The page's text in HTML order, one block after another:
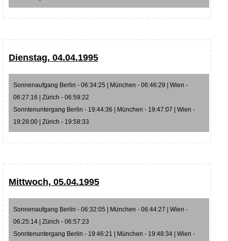
Dienstag, 04.04.1995
Sonnenaufgang Berlin - 06:34:25 | München - 06:46:29 | Wien -
06:27:16 | Zürich - 06:59:22
Sonntenuntergang Berlin - 19:44:36 | München - 19:47:07 | Wien -
19:28:00 | Zürich - 19:58:33
Mittwoch, 05.04.1995
Sonnenaufgang Berlin - 06:32:05 | München - 06:44:27 | Wien -
06:25:14 | Zürich - 06:57:23
Sonntenuntergang Berlin - 19:46:21 | München - 19:48:34 | Wien -